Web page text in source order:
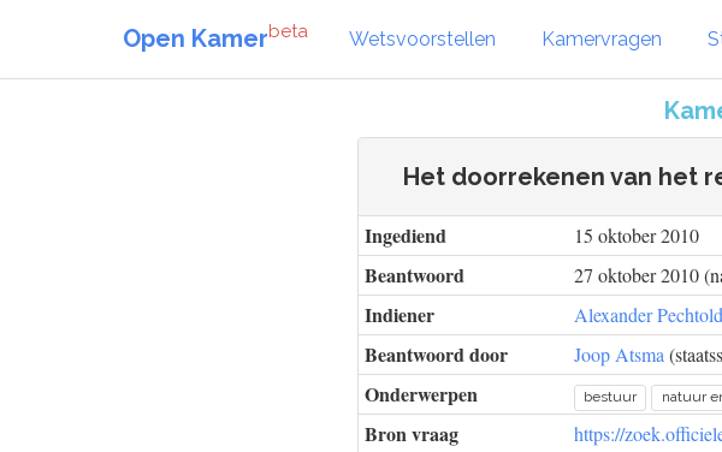
Open Kamerbeta Wetsvoorstellen Kamervragen
Het doorrekenen van het
Ingediend 15 oktober 2010
Beantwoord 27 oktober 2010
Indiener Alexander Pechtold
Beantwoord door Joop Atsma
Onderwerpen bestuur natuur
Bron vraag https://